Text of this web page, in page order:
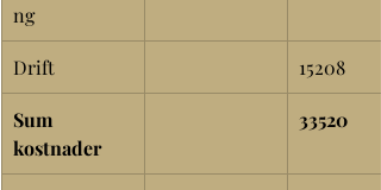
ng
Drift 15208
Sum
kostnader
33520